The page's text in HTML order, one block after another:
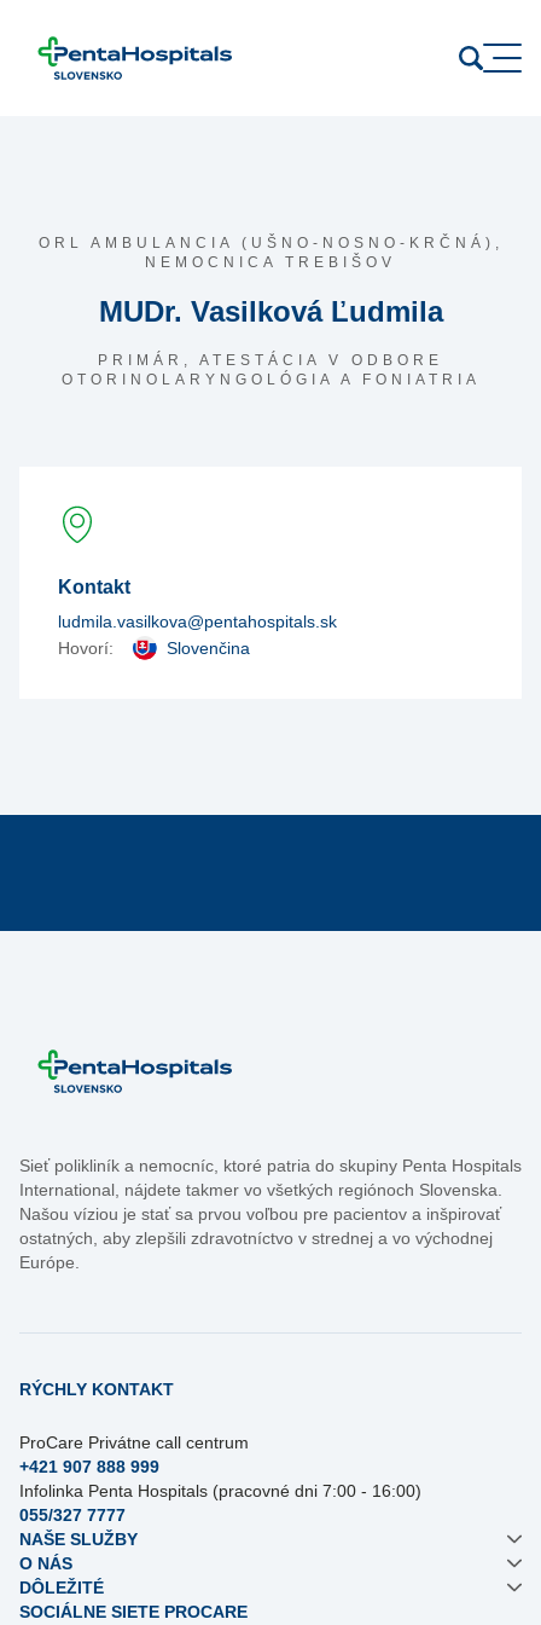
ORL AMBULANCIA (UŠNO-NOSNO-KRČNÁ),
NEMOCNICA TREBIŠOV
MUDr. Vasilková Ľudmila
PRIMÁR, ATESTÁCIA V ODBORE
OTORINOLARYNGOLÓGIA A FONIATRIA
Kontakt
ludmila.vasilkova@pentahospitals.sk
Hovorí:
Slovenčina
Sieť polikliník a nemocníc, ktoré patria do skupiny Penta Hospitals
International, nájdete takmer vo všetkých regiónoch Slovenska.
Našou víziou je stať sa prvou voľbou pre pacientov a inšpirovať
ostatných, aby zlepšili zdravotníctvo v strednej a vo východnej
Európe.
RÝCHLY KONTAKT
ProCare Privátne call centrum
+421 907 888 999
Infolinka Penta Hospitals (pracovné dni 7:00 - 16:00)
055/327 7777
NAŠE SLUŽBY
O NÁS
DÔLEŽITÉ
SOCIÁLNE SIETE PROCARE